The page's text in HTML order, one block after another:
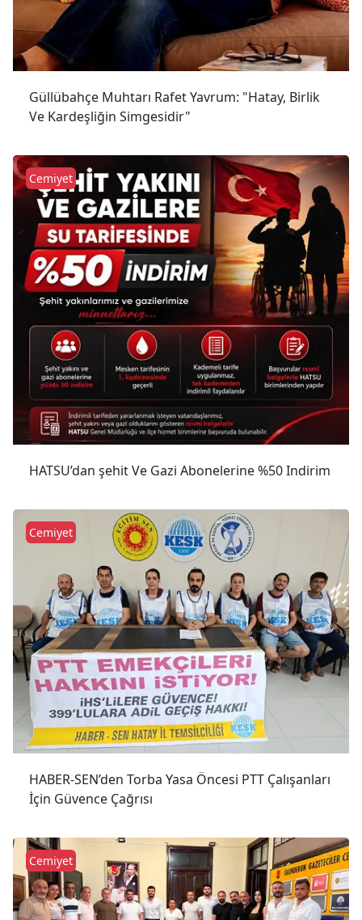
Güllübahçe Muhtarı Rafet Yavrum: "Hatay, Birlik
Ve Kardeşliğin Simgesidir"
HATSU’dan şehit Ve Gazi Abonelerine %50 Indirim
Cemiyet
HABER-SEN’den Torba Yasa Öncesi PTT Çalışanları
İçin Güvence Çağrısı
Cemiyet
Cemiyet